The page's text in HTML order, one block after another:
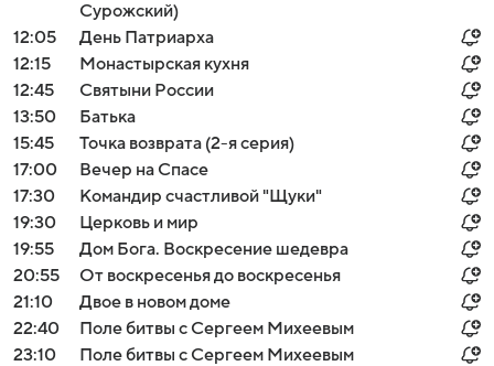
Сурожский)
12:05
День Патриарха
12:15
Монастырская кухня
12:45
Святыни России
13:50
Батька
15:45
Точка возврата (2-я серия)
17:00
Вечер на Спасе
17:30
Командир счастливой "Щуки"
19:30
Церковь и мир
19:55
Дом Бога. Воскресение шедевра
20:55
От воскресенья до воскресенья
21:10
Двое в новом доме
22:40
Поле битвы с Сергеем Михеевым
23:10
Поле битвы с Сергеем Михеевым